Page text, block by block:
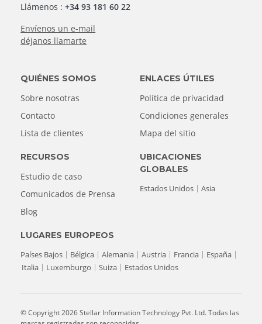
Llámenos :+34 93 181 60 22
Envíenos un e-mail
déjanos llamarte
QUIÉNES SOMOS
Sobre nosotras
Contacto
Lista de clientes
ENLACES ÚTILES
Política de privacidad
Condiciones generales
Mapa del sitio
RECURSOS
Estudio de caso
Comunicados de Prensa
Blog
LUGARES EUROPEOS
Países Bajos
Bélgica Alemania Austria Francia
España
Italia
Luxemburgo Suiza Estados Unidos
UBICACIONES
GLOBALES
Estados Unidos
Asia
© Copyright 2026 Stellar Information Technology Pvt. Ltd. Todas las